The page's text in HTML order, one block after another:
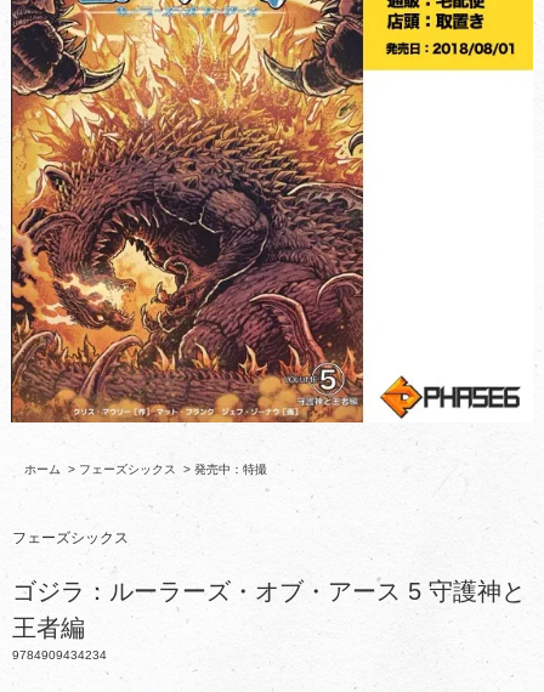
ホーム > フェーズシックス > 発売中：特撮
フェーズシックス
ゴジラ：ルーラーズ・オブ・アース 5 守護神と
王者編
9784909434234